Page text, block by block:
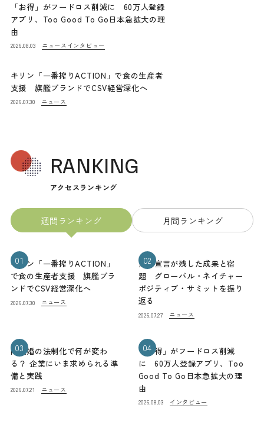
「お得」がフードロス削減に 60万人登録
アプリ、Too Good To Go日本急拡大の理
由
2026.08.03 ニュース インタビュー
キリン「一番搾りACTION」で食の生産者
支援 旗艦ブランドでCSV経営深化へ
2026.07.30 ニュース
RANKING
アクセスランキング
週間ランキング 月間ランキング
01
キリン「一番搾りACTION」
で食の生産者支援 旗艦ブラ
ンドでCSV経営深化へ
2026.07.30 ニュース
02
熊本宣言が残した成果と宿
題 グローバル・ネイチャー
ポジティブ・サミットを振り
返る
2026.07.27 ニュース
03
同性婚の法制化で何が変わ
る？ 企業にいま求められる準
備と実践
2026.07.21 ニュース
04
「お得」がフードロス削減
に 60万人登録アプリ、Too
Good To Go日本急拡大の理
由
2026.08.03 インタビュー